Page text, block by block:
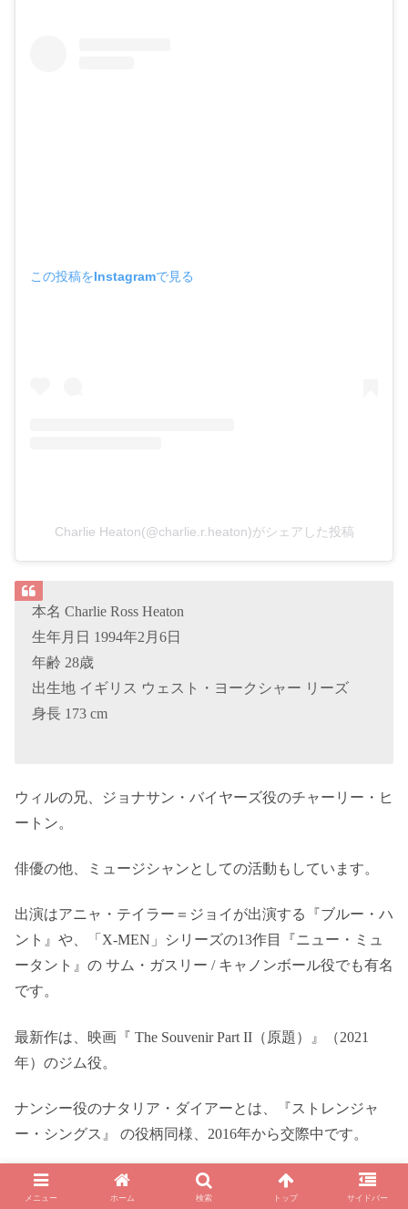
この投稿をInstagramで見る
Charlie Heaton(@charlie.r.heaton)がシェアした投稿
本名 Charlie Ross Heaton
生年月日 1994年2月6日
年齢 28歳
出生地 イギリス ウェスト・ヨークシャー リーズ
身長 173 cm
ウィルの兄、ジョナサン・バイヤーズ役のチャーリー・ヒ
ートン。
俳優の他、ミュージシャンとしての活動もしています。
出演はアニャ・テイラー＝ジョイが出演する『ブルー・ハ
ント』や、「X-MEN」シリーズの13作目『ニュー・ミュ
ータント』の サム・ガスリー / キャノンボール役でも有名
です。
最新作は、映画『 The Souvenir Part II（原題）』（2021
年）のジム役。
ナンシー役のナタリア・ダイアーとは、『ストレンジャ
ー・シングス』 の役柄同様、2016年から交際中です。
メニュー ホーム 検索 トップ サイドバー